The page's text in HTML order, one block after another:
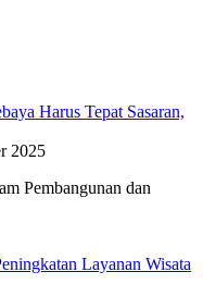
Harus Tepat Sasaran,
2025
Pembangunan dan
Layanan Wisata